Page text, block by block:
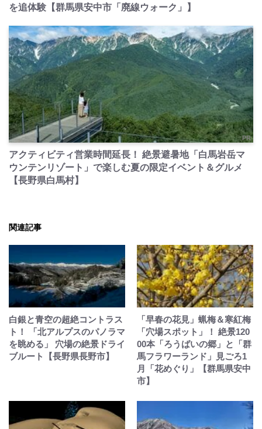
を追体験【群馬県安中市「廃線ウォーク」】
PR
アクティビティ営業時間延長！ 絶景避暑地「白馬岩岳マ
ウンテンリゾート」で楽しむ夏の限定イベント＆グルメ
【長野県白馬村】
関連記事
白銀と青空の超絶コントラス
ト！ 「北アルプスのパノラマ
を眺める」 穴場の絶景ドライ
ブルート【長野県長野市】
「早春の花見」蝋梅＆寒紅梅
「穴場スポット」！ 絶景120
00本「ろうばいの郷」と「群
馬フラワーランド」見ごろ1
月「花めぐり」【群馬県安中
市】